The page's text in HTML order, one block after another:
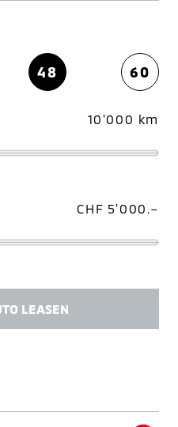
48 60
10'000 km
CHF 5'000.–
LEASEN